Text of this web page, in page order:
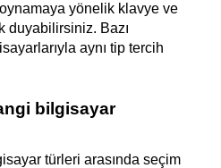
yönelik klavye ve
duyabilirsiniz. Bazı
aynı tip tercih
bilgisayar
türleri arasında seçim